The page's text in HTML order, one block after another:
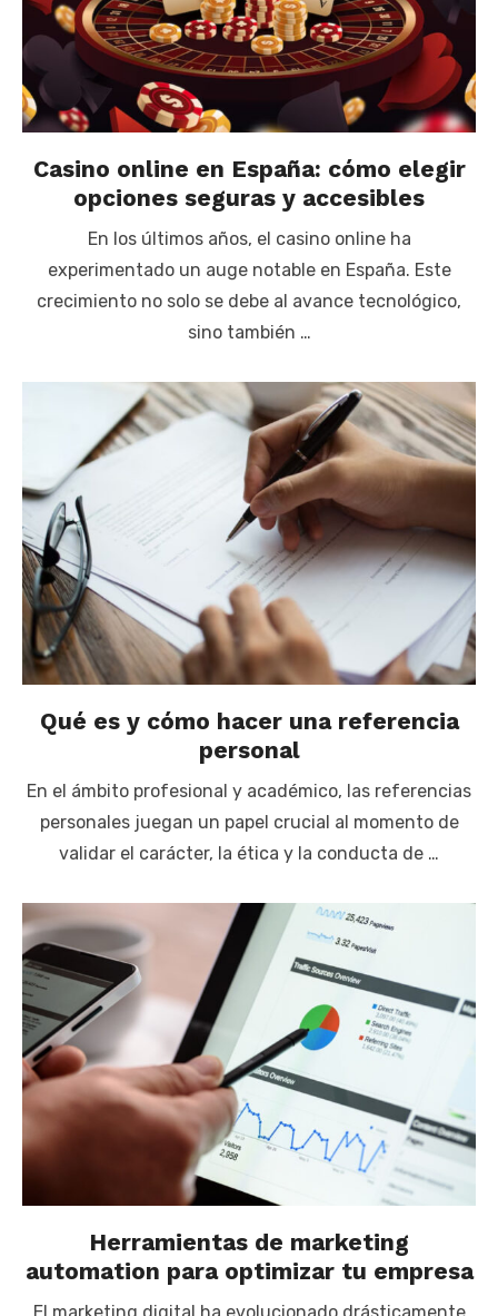
Casino online en España: cómo elegir
opciones seguras y accesibles
En los últimos años, el casino online ha
experimentado un auge notable en España. Este
crecimiento no solo se debe al avance tecnológico,
sino también …
Qué es y cómo hacer una referencia
personal
En el ámbito profesional y académico, las referencias
personales juegan un papel crucial al momento de
validar el carácter, la ética y la conducta de …
Herramientas de marketing
automation para optimizar tu empresa